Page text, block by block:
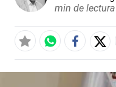
min de lectura